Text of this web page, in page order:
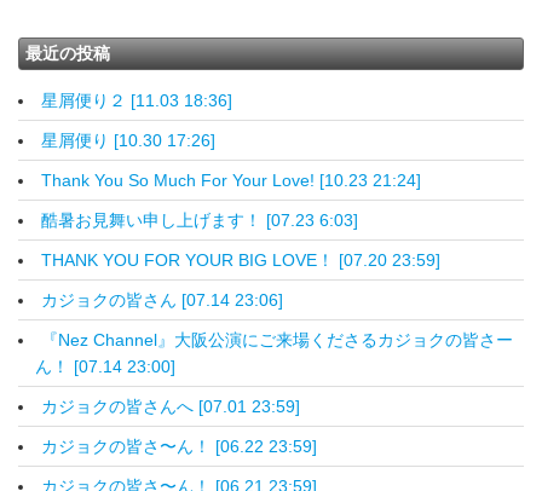
最近の投稿
星屑便り２ [11.03 18:36]
星屑便り [10.30 17:26]
Thank You So Much For Your Love! [10.23 21:24]
酷暑お見舞い申し上げます！ [07.23 6:03]
THANK YOU FOR YOUR BIG LOVE！ [07.20 23:59]
カジョクの皆さん [07.14 23:06]
『Nez Channel』大阪公演にご来場くださるカジョクの皆さー
ん！ [07.14 23:00]
カジョクの皆さんへ [07.01 23:59]
カジョクの皆さ〜ん！ [06.22 23:59]
カジョクの皆さ〜ん！ [06.21 23:59]